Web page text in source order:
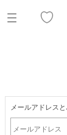
メールアドレス